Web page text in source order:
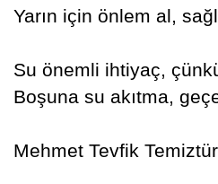
Yarın için önlem al,
Su önemli ihtiyaç,
Boşuna su akıtma,
Mehmet Tevfik